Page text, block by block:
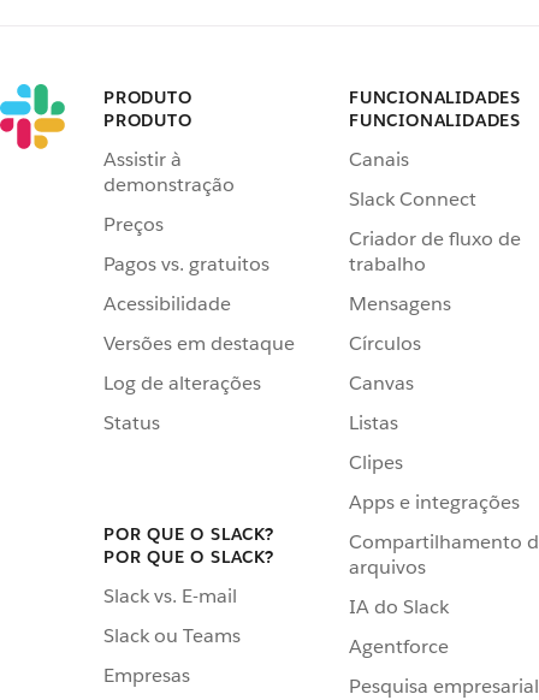
PRODUTO
PRODUTO
Assistir à
demonstração
Preços
Pagos vs. gratuitos
Acessibilidade
Versões em destaque
Log de alterações
Status
POR QUE O SLACK?
POR QUE O SLACK?
Slack vs. E-mail
Slack ou Teams
Empresas
FUNCIONALIDADES
FUNCIONALIDADES
Canais
Slack Connect
Criador de fluxo de
trabalho
Mensagens
Círculos
Canvas
Listas
Clipes
Apps e integrações
Compartilhamento
arquivos
IA do Slack
Agentforce
Pesquisa empresarial